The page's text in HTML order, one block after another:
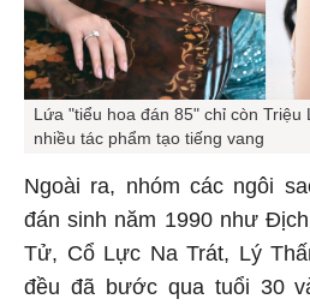
Lứa "tiểu hoa đán 85" chỉ còn Triệu
nhiều tác phẩm tạo tiếng vang
Ngoài ra, nhóm các ngôi
đán sinh năm 1990 như
Tử, Cổ Lực Na Trát, Lý
đều đã bước qua tuổi 30